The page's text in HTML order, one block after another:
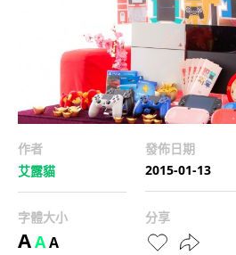
作者
艾露貓
發佈日期
2015-01-13
字體大小
AAA
分享